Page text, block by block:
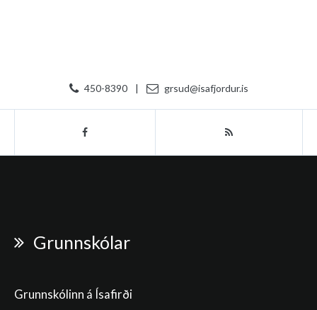
450-8390 | grsud@isafjordur.is
Grunnskólar
Grunnskólinn á Ísafirði